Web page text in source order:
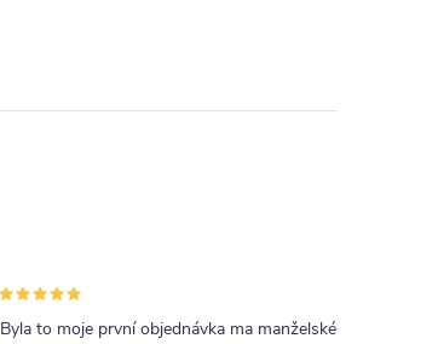
Byla to moje první objednávka ma manželské